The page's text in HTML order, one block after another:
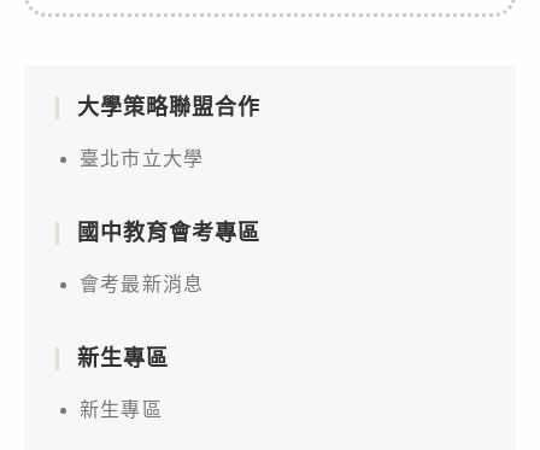
大學策略聯盟合作
臺北市立大學
國中教育會考專區
會考最新消息
新生專區
新生專區